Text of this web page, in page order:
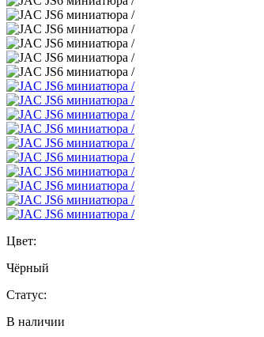
Цвет:
Чёрный
Статус:
В наличии